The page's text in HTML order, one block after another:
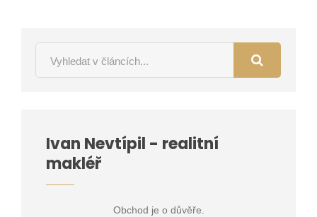
Ivan Nevtípil - realitní
makléř
Obchod je o důvěře.